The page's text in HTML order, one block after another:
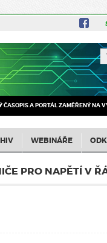
ČASOPIS A PORTÁL ZAMĚŘENÝ NA
WEBINÁŘE
PRO NAPĚTÍ V